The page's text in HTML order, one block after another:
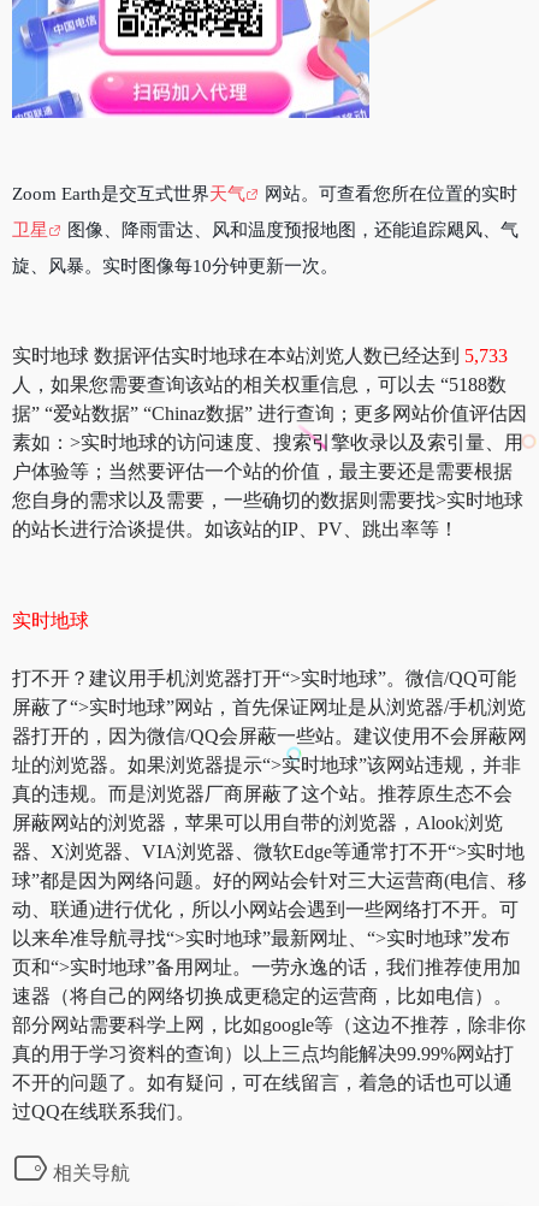
Zoom Earth是交互式世界天气
网站。可查看您所在位置的实时
卫星
图像、降雨雷达、风和温度预报地图，还能追踪飓风、气
旋、风暴。实时图像每10分钟更新一次。
实时地球 数据评估实时地球在本站浏览人数已经达到 5,733
人，如果您需要查询该站的相关权重信息，可以去 “5188数
据” “爱站数据” “Chinaz数据” 进行查询；更多网站价值评估因
素如：>实时地球的访问速度、搜索引擎收录以及索引量、用
户体验等；当然要评估一个站的价值，最主要还是需要根据
您自身的需求以及需要，一些确切的数据则需要找>实时地球
的站长进行洽谈提供。如该站的IP、PV、跳出率等！
实时地球
打不开？建议用手机浏览器打开“>实时地球”。微信/QQ可能
屏蔽了“>实时地球”网站，首先保证网址是从浏览器/手机浏览
器打开的，因为微信/QQ会屏蔽一些站。建议使用不会屏蔽网
址的浏览器。如果浏览器提示“>实时地球”该网站违规，并非
真的违规。而是浏览器厂商屏蔽了这个站。推荐原生态不会
屏蔽网站的浏览器，苹果可以用自带的浏览器，Alook浏览
器、X浏览器、VIA浏览器、微软Edge等通常打不开“>实时地
球”都是因为网络问题。好的网站会针对三大运营商(电信、移
动、联通)进行优化，所以小网站会遇到一些网络打不开。可
以来牟准导航寻找“>实时地球”最新网址、“>实时地球”发布
页和“>实时地球”备用网址。一劳永逸的话，我们推荐使用加
速器（将自己的网络切换成更稳定的运营商，比如电信）。
部分网站需要科学上网，比如google等（这边不推荐，除非你
真的用于学习资料的查询）以上三点均能解决99.99%网站打
不开的问题了。如有疑问，可在线留言，着急的话也可以通
过QQ在线联系我们。
相关导航